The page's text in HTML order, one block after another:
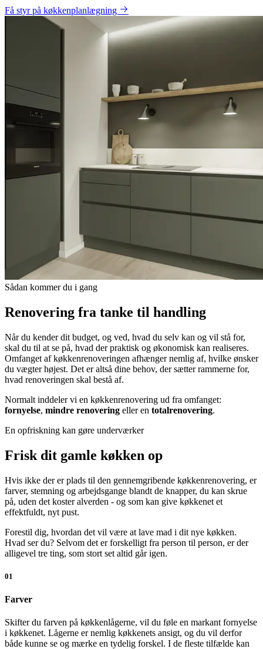
Få styr på køkkenplanlægning
Sådan kommer du i gang
Renovering fra tanke til handling
Når du kender dit budget, og ved, hvad du selv kan og vil stå for,
skal du til at se på, hvad der praktisk og økonomisk kan realiseres.
Omfanget af køkkenrenoveringen afhænger nemlig af, hvilke ønsker
du vægter højest. Det er altså dine behov, der sætter rammerne for,
hvad renoveringen skal bestå af.
Normalt inddeler vi en køkkenrenovering ud fra omfanget:
fornyelse, mindre renovering eller en totalrenovering.
En opfriskning kan gøre underværker
Frisk dit gamle køkken op
Hvis ikke der er plads til den gennemgribende køkkenrenovering, er
farver, stemning og arbejdsgange blandt de knapper, du kan skrue
på, uden det koster alverden - og som kan give køkkenet et
effektfuldt, nyt pust.
Forestil dig, hvordan det vil være at lave mad i dit nye køkken.
Hvad ser du? Selvom det er forskelligt fra person til person, er der
alligevel tre ting, som stort set altid går igen.
01
Farver
Skifter du farven på køkkenlågerne, vil du føle en markant fornyelse
i køkkenet. Lågerne er nemlig køkkenets ansigt, og du vil derfor
både kunne se og mærke en tydelig forskel. I de fleste tilfælde kan